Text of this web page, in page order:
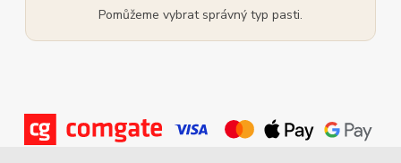
Pomůžeme vybrat správný typ pasti.